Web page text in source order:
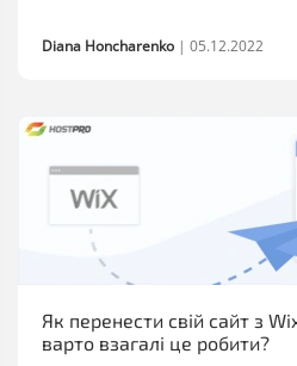
Diana Honcharenko | 05.12.2022
Як перенести свій сайт з
варто взагалі це робити?